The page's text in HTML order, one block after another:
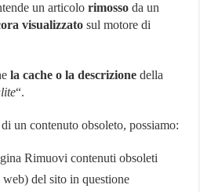
un articolorimosso da un
visualizzato sul motore di
la cache o la descrizione della
“.
un contenuto obsoleto, possiamo:
Rimuovi contenuti obsoleti
del sito in questione